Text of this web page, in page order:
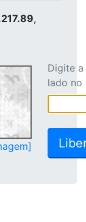
,
Digite
lado no